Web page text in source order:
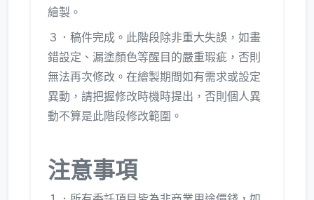
繪製。
３​．稿件完成。此階段除非重大失誤，如畫
錯設定、漏塗顏色等醒目的嚴重瑕疵，否則
無法再次修改。在繪製期間如有需求或設定
異動，請把握修改時機時提出，否則個人異
動不算是此階段修改範圍。
注意事項